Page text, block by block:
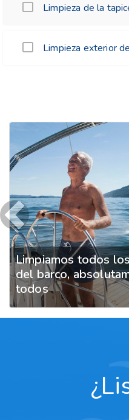
Limpieza de la
Limpieza exterior
Limpiamos todos
del barco,
todos
Previous